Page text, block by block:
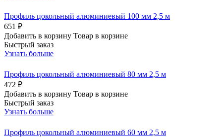
Профиль цокольный алюминиевый 100 мм 2,5 м
651 ₽
Добавить в корзину Товар в корзине
Быстрый заказ
Узнать больше
Профиль цокольный алюминиевый 80 мм 2,5 м
472 ₽
Добавить в корзину Товар в корзине
Быстрый заказ
Узнать больше
Профиль цокольный алюминиевый 60 мм 2,5 м